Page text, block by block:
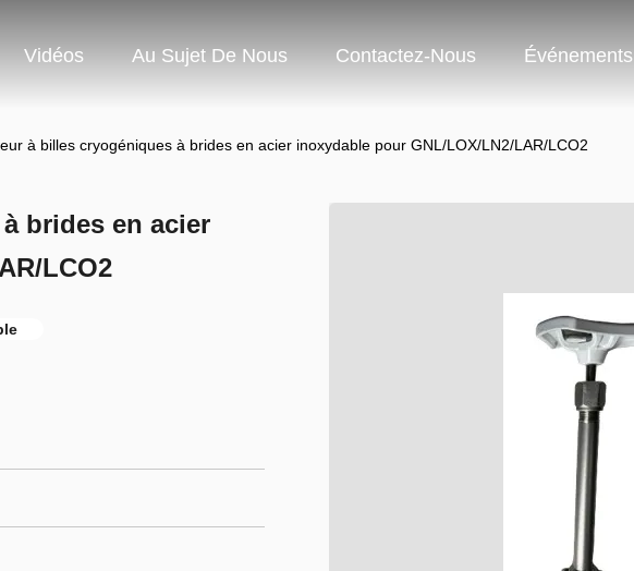
Vidéos Au Sujet De Nous Contactez-Nous Événements
à billes cryogéniques à brides en acier inoxydable pour GNL/LOX/LN2/LAR/LCO2
brides en acier
LCO2